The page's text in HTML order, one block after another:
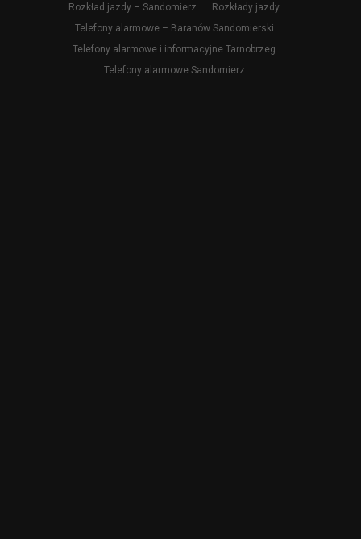
Rozkład jazdy – Sandomierz
Rozkłady jazdy
Telefony alarmowe – Baranów Sandomierski
Telefony alarmowe i informacyjne Tarnobrzeg
Telefony alarmowe Sandomierz